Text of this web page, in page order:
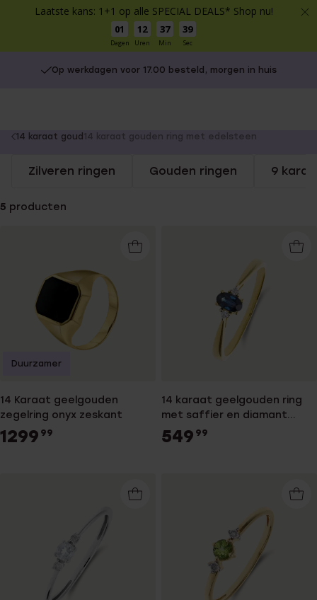
Laatste kans: 1+1 op alle SPECIAL DEALS* Shop nu!
01
Dagen
12
Uren
37
Min
39
Sec
Op werkdagen voor 17.00 besteld, morgen in huis
You
here:
14 karaat goud 14 karaat gouden ring met edelsteen
Zilveren ringen Gouden ringen 9
5 producten
14 Karaat geelgouden
zegelring onyx zeskant
1299 99
Duurzamer
14 karaat geelgouden ring
met saffier en diamant
0,024ct
549 99